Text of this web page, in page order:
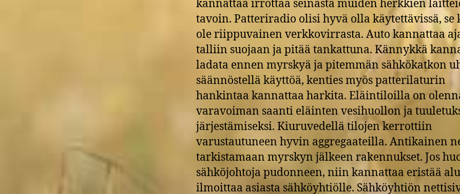
kannattaa irrottaa seinästä muiden herkkien
tavoin. Patteriradio olisi hyvä olla käytettävissä, se
ole riippuvainen verkkovirrasta. Auto kannattaa
talliin suojaan ja pitää tankattuna. Kännykkä
ladata ennen myrskyä ja pitemmän sähkökatkon
säännöstellä käyttöä, kenties myös patterilaturin
hankintaa kannattaa harkita. Eläintiloilla on
varavoiman saanti eläinten vesihuollon ja
järjestämiseksi. Kiuruvedellä tilojen kerrottiin
varustautuneen hyvin aggregaateilla. Antikainen
tarkistamaan myrskyn jälkeen rakennukset. Jos
sähköjohtoja pudonneen, niin kannattaa eristää
ilmoittaa asiasta sähköyhtiölle. Sähköyhtiön